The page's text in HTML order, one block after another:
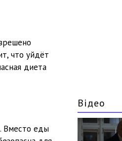
что уйдёт
диета
Вместо еды
Відео